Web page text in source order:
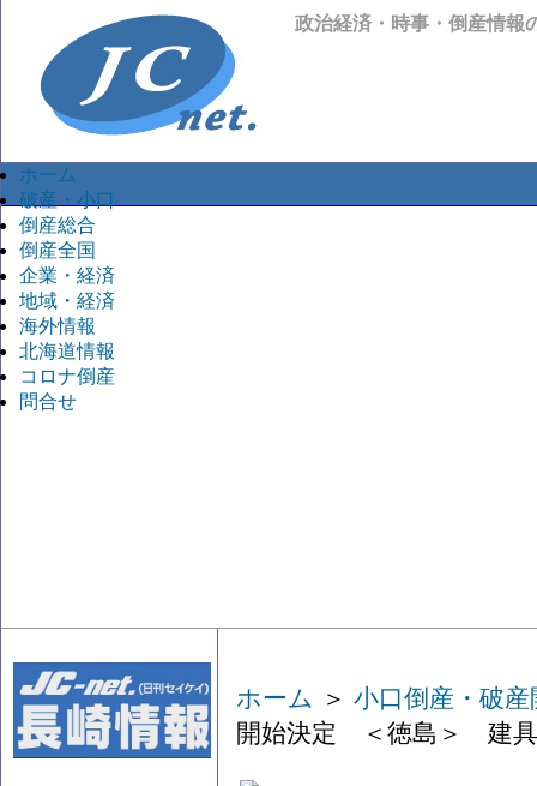
政治経済・時事・倒産情報
ホーム
破産・小口
倒産総合
倒産全国
企業・経済
地域・経済
海外情報
北海道情報
コロナ倒産
問合せ
ホーム ＞ 小口倒産・破産
開始決定 ＜徳島＞ 建